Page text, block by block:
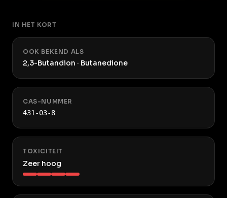
IN HET KORT
OOK BEKEND ALS
2,3-Butandion · Butanedione
CAS-NUMMER
431-03-8
TOXICITEIT
Zeer hoog